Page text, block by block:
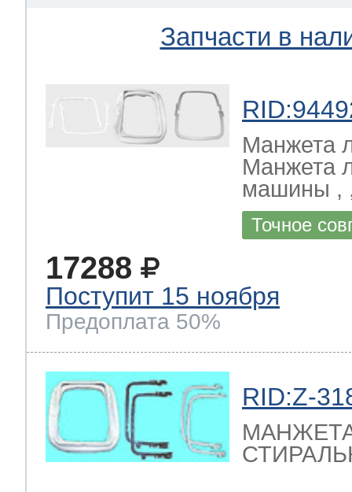
Запчасти в
Манжета
Манжета
машины ,
Точное
17288
Поступит 15 ноября
Предоплата 50%
RID:Z-